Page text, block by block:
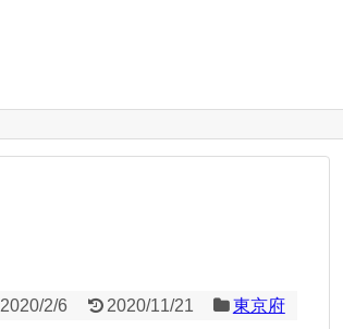
2020/2/6 2020/11/21 東京府